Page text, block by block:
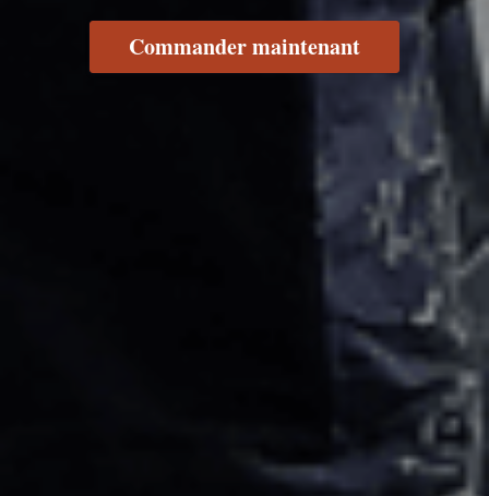
Commander maintenant